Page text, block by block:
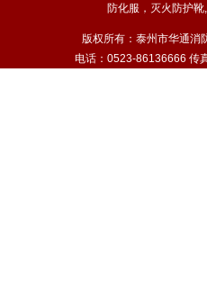
防化服 ， 灭火防护靴,
版权所有：泰州市华通消
电话：0523-86136666 传